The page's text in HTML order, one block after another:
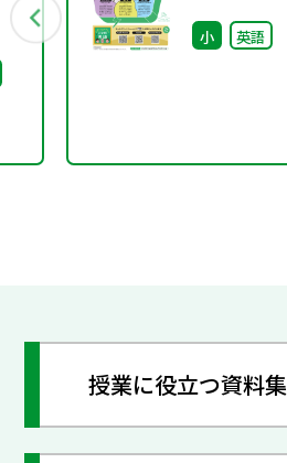
語」無料
小 英語
授業に役立つ資料集